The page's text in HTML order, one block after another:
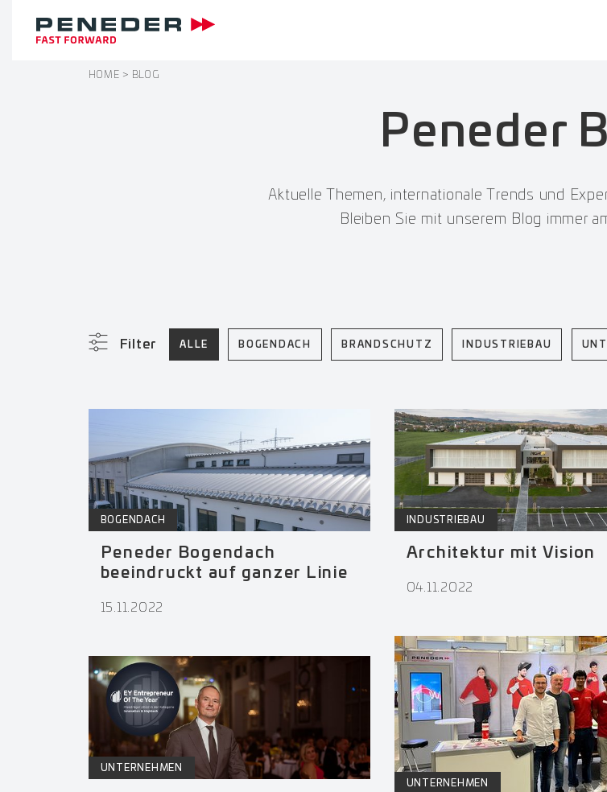
HOME BLOG
Peneder
Aktuelle Themen, internationale Trends und
Bleiben Sie mit unserem Blog immer
Filter ALLE BOGENDACH BRANDSCHUTZ INDUSTRIEBAU
BOGENDACH
Peneder Bogendach
beeindruckt auf ganzer Linie
15.11.2022
INDUSTRIEBAU
Architektur mit Vision
04.11.2022
UNTERNEHMEN
UNTERNEHMEN